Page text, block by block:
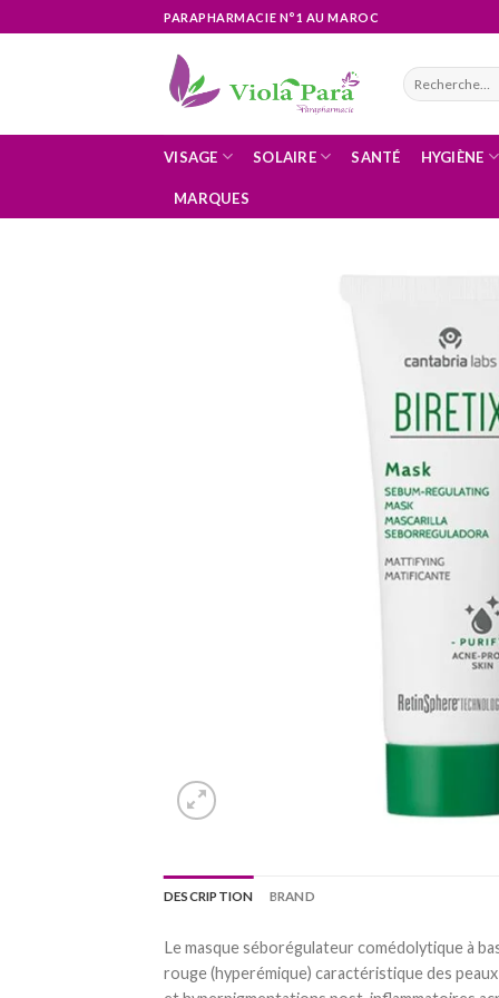
to
PARAPHARMACIE N°1 AU MAROC
Recherche
pour :
VISAGE SOLAIRE SANTÉ HYGIÈNE
MARQUES
DESCRIPTION BRAND
Le masque séborégulateur comédolytique à
rouge (hyperémique) caractéristique des